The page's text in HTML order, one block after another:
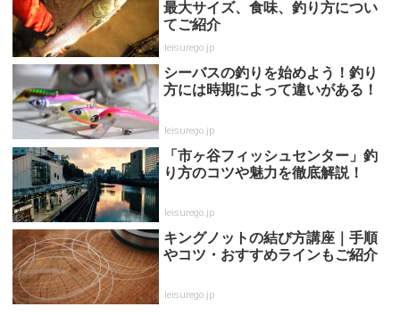
最大サイズ、食味、釣り方につい
てご紹介
leisurego.jp
シーバスの釣りを始めよう！釣り
方には時期によって違いがある！
leisurego.jp
「市ヶ谷フィッシュセンター」釣
り方のコツや魅力を徹底解説！
leisurego.jp
キングノットの結び方講座｜手順
やコツ・おすすめラインもご紹介
leisurego.jp